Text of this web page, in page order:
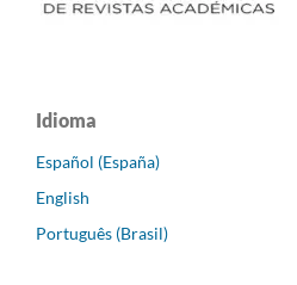
Idioma
Español (España)
English
Português (Brasil)